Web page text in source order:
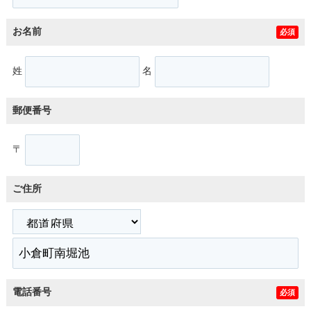
お名前 必須
姓 名
郵便番号
〒
ご住所
電話番号 必須